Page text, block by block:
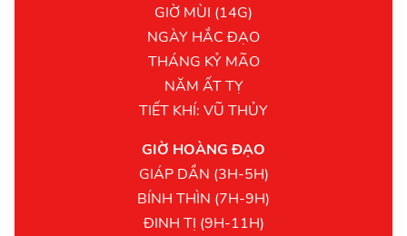
GIỜ MÙI (14G)
NGÀY HẮC ĐẠO
THÁNG KỶ MÃO
NĂM ẤT TỴ
TIẾT KHÍ: VŨ THỦY
GIỜ HOÀNG ĐẠO
GIÁP DẦN (3H-5H)
BÍNH THÌN (7H-9H)
ĐINH TỊ (9H-11H)